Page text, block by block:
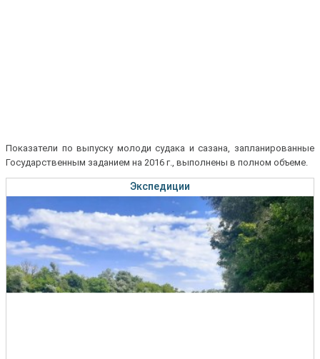
Показатели по выпуску молоди судака и сазана, запланированные
Государственным заданием на 2016 г., выполнены в полном объеме.
Экспедиции